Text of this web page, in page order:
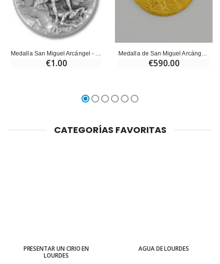
€1.00 €590.00
CATEGORÍAS FAVORITAS
PRESENTAR UN CIRIO EN
LOURDES
AGUA DE LOURDES